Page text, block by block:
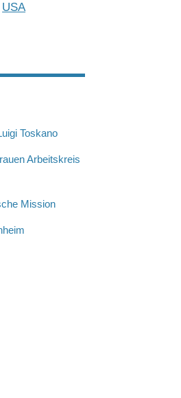
USA
Toskano
Arbeitskreis
Mission